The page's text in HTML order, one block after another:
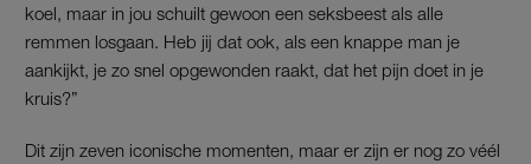
koel, maar in jou schuilt gewoon een seksbeest als alle
remmen losgaan. Heb jij dat ook, als een knappe man je
aankijkt, je zo snel opgewonden raakt, dat het pijn doet in je
kruis?”
Dit zijn zeven iconische momenten, maar er zijn er nog zo véél